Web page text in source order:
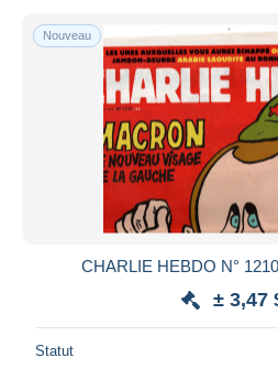
Nouveau
CHARLIE HEBDO N°
± 3,47
Statut